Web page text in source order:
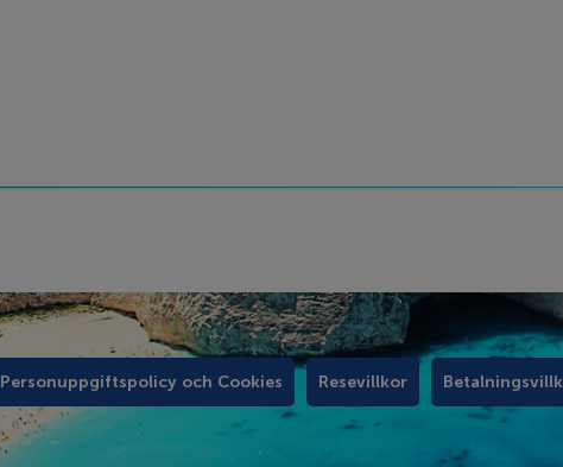
Personuppgiftspolicy och Cookies Resevillkor